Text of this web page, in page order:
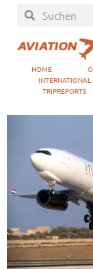
HOME
INTERNATIONAL
TRIPREPORTS